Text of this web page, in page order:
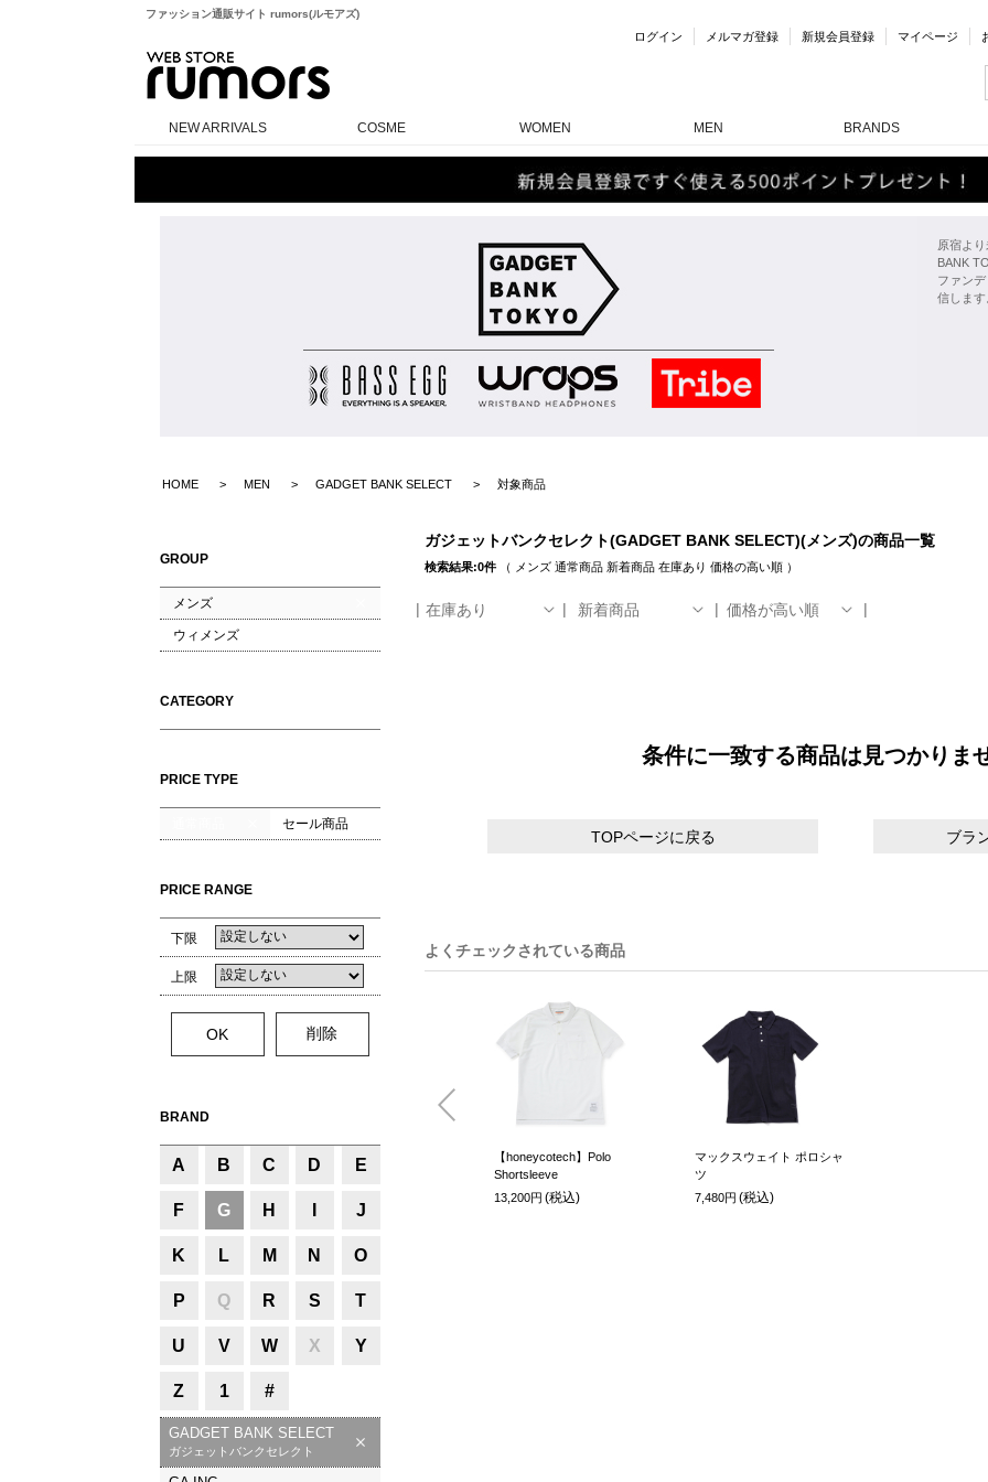
ファッション通販サイト rumors(ルモアズ)
ログイン メルマガ登録 新規会員登録 マイページ
NEW ARRIVALS COSME WOMEN MEN BRANDS
原宿よ
BANK
ファン
信します
HOME MEN GADGET BANK SELECT 対象商品
GROUP
メンズ
ウィメンズ
CATEGORY
PRICE TYPE
セール商品
PRICE RANGE
下限
上限
BRAND
A B C D E
F G H J
K L M N O
P Q R S T
U V W X Y
Z 1 #
GADGET BANK SELECT
ガジェットバンクセレクト
ガジェットバンクセレクト(GADGET BANK SELECT)(メンズ)の商品一覧
検索結果:0件（ メンズ 通常商品 新着商品 在庫あり 価格の高い順）
在庫あり 新着商品 価格が高い順
条件に一致する商品は見つかりま
TOPページに戻る ブラ
よくチェックされている商品
【honeycotech】Polo
Shortsleeve
13,200円 (税込)
マックスウェイト ポロシャ
ツ
7,480円 (税込)